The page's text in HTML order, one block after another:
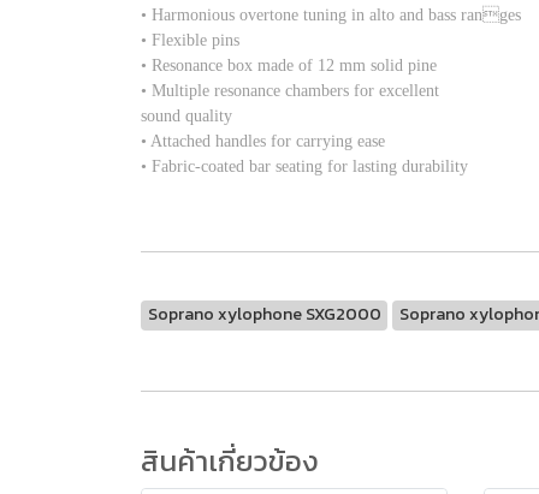
• Harmonious overtone tuning in alto and bass ranges
• Flexible pins
• Resonance box made of 12 mm solid pine
• Multiple resonance chambers for excellent
sound quality
• Attached handles for carrying ease
• Fabric-coated bar seating for lasting durability
Soprano xylophone SXG2000 Soprano
สินค้าเกี่ยวข้อง